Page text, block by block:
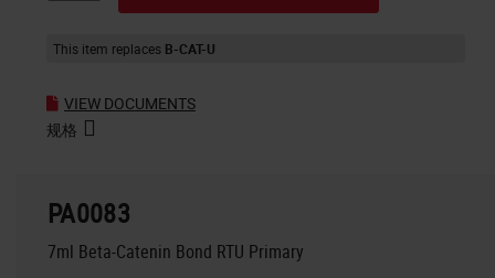
This item replaces B-CAT-U
VIEW DOCUMENTS
规格
PA0083
7ml Beta-Catenin Bond RTU Primary